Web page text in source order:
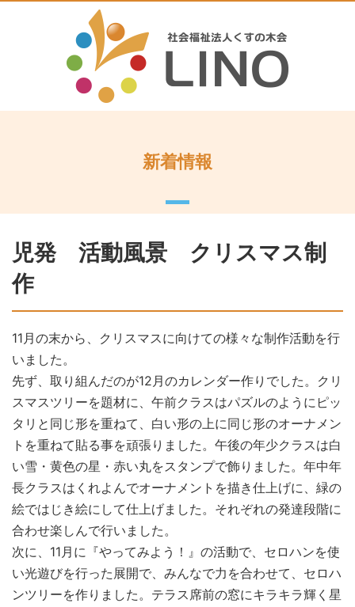
新着情報
児発 活動風景 クリスマス制
作
11月の末から、クリスマスに向けての様々な制作活動を行
いました。
先ず、取り組んだのが12月のカレンダー作りでした。クリ
スマスツリーを題材に、午前クラスはパズルのようにピッ
タリと同じ形を重ねて、白い形の上に同じ形のオーナメン
トを重ねて貼る事を頑張りました。午後の年少クラスは白
い雪・黄色の星・赤い丸をスタンプで飾りました。年中年
長クラスはくれよんでオーナメントを描き仕上げに、緑の
絵ではじき絵にして仕上げました。それぞれの発達段階に
合わせ楽しんで行いました。
次に、11月に『やってみよう！』の活動で、セロハンを使
い光遊びを行った展開で、みんなで力を合わせて、セロハ
ンツリーを作りました。テラス席前の窓にキラキラ輝く星